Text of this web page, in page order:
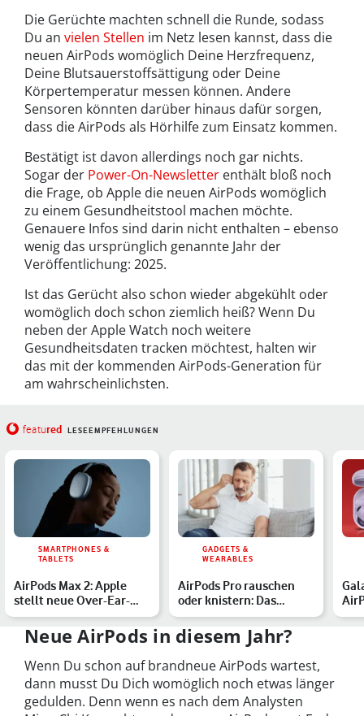
Die Gerüchte machten schnell die Runde, sodass
Du an vielen Stellen im Netz lesen kannst, dass die
neuen AirPods womöglich Deine Herzfrequenz,
Deine Blutsauerstoffsättigung oder Deine
Körpertemperatur messen können. Andere
Sensoren könnten darüber hinaus dafür sorgen,
dass die AirPods als Hörhilfe zum Einsatz kommen.
Bestätigt ist davon allerdings noch gar nichts.
Sogar der Power-On-Newsletter enthält bloß noch
die Frage, ob Apple die neuen AirPods womöglich
zu einem Gesundheitstool machen möchte.
Genauere Infos sind darin nicht enthalten – ebenso
wenig das ursprünglich genannte Jahr der
Veröffentlichung: 2025.
Ist das Gerücht also schon wieder abgekühlt oder
womöglich doch schon ziemlich heiß? Wenn Du
neben der Apple Watch noch weitere
Gesundheitsdaten tracken möchtest, halten wir
das mit der kommenden AirPods-Generation für
am wahrscheinlichsten.
featured LESEEMPFEHLUNGEN
SMARTPHONES &
TABLETS
AirPods Max 2: Apple
stellt neue Over-Ear-
Kopfhörer vor
GADGETS &
WEARABLES
AirPods Pro rauschen
oder knistern: Das
kannst Du tun
Neue AirPods in diesem Jahr?
Wenn Du schon auf brandneue AirPods wartest,
dann musst Du Dich womöglich noch etwas länger
gedulden. Denn wenn es nach dem Analysten